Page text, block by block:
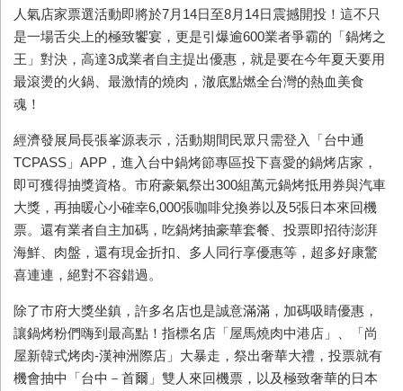
人氣店家票選活動即將於7月14日至8月14日震撼開投！這不只
是一場舌尖上的極致饗宴，更是引爆逾600業者爭霸的「鍋烤之
王」對決，高達3成業者自主提出優惠，就是要在今年夏天要用
最滾燙的火鍋、最激情的燒肉，澈底點燃全台灣的熱血美食
魂！
經濟發展局長張峯源表示，活動期間民眾只需登入「台中通
TCPASS」APP，進入台中鍋烤節專區投下喜愛的鍋烤店家，
即可獲得抽獎資格。市府豪氣祭出300組萬元鍋烤抵用券與汽車
大獎，再抽暖心小確幸6,000張咖啡兌換券以及5張日本來回機
票。還有業者自主加碼，吃鍋烤抽豪華套餐、投票即招待澎湃
海鮮、肉盤，還有現金折扣、多人同行享優惠等，超多好康驚
喜連連，絕對不容錯過。
除了市府大獎坐鎮，許多名店也是誠意滿滿，加碼吸睛優惠，
讓鍋烤粉們嗨到最高點！指標名店「屋馬燒肉中港店」、「尚
屋新韓式烤肉-漢神洲際店」大暴走，祭出奢華大禮，投票就有
機會抽中「台中－首爾」雙人來回機票，以及極致奢華的日本